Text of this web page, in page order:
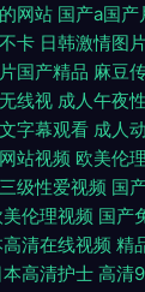
网站 国产a国产
卡 日韩激情图
国产精品 麻豆
线视 成人午夜
字幕观看 成人
站视频 欧美伦
级性爱视频 国
美伦理视频 国产
高清在线视频 精
本高清护士 高清